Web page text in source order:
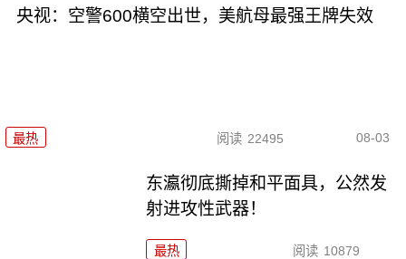
央视：空警600横空出世，美航母最强王牌失效
最热 阅读 22495 08-03
东瀛彻底撕掉和平面具，公然发
射进攻性武器！
最热 阅读 10879